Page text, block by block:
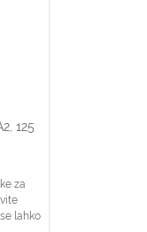
125
za
lahko